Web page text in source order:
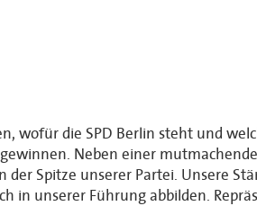
wofür die SPD Berlin steht und
Neben einer
Spitze unserer Partei. Unsere
in unserer Führung abbilden.